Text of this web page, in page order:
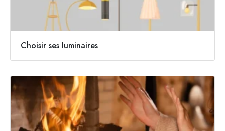
Choisir ses luminaires